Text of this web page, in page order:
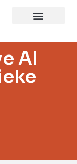
AI